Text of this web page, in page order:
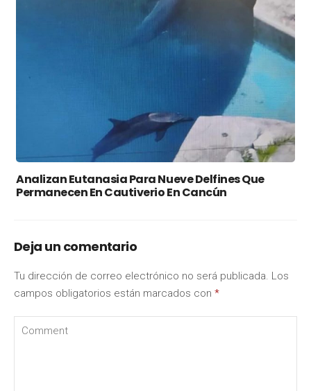
Analizan Eutanasia Para Nueve Delfines Que
Permanecen En Cautiverio En Cancún
Deja un comentario
Tu dirección de correo electrónico no será publicada. Los
campos obligatorios están marcados con *